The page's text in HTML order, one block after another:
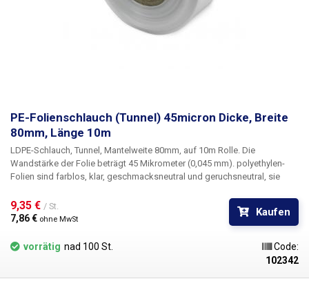
PE-Folienschlauch (Tunnel) 45micron Dicke, Breite
80mm, Länge 10m
LDPE-Schlauch, Tunnel, Mantelweite 80mm, auf 10m Rolle. Die
Wandstärke der Folie beträgt 45 Mikrometer (0,045 mm). polyethylen-
Folien sind farblos, klar, geschmacksneutral und geruchsneutral, sie
Sie sind langlebig, flexibel, leicht mit Hitze zu verschweißen, frost- und
feuchtigkeitsbeständig. Die Folie eignet sich für die Herstellung von
Beuteln, Taschen und Verpackungen jeglicher Waren. PE-Folien sind
gesundheitlich unbedenklich, 100% recycelbar, für
Lebensmittelverpackungen geeignet (Zertifikat vorhanden) und erfüllen
Slg. (Verpackungsgesetz). Ideal zum Schweißen mit allen
9,35 € / St.
7,86 € ohne MwSt
Kaufen
vorrätig nad 100 St.
Code:
102342